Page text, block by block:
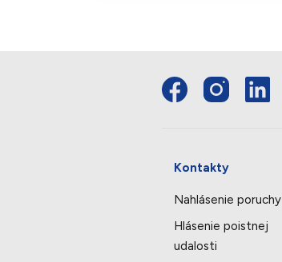
Kontakty
Nahlásenie poruchy
Hlásenie poistnej
udalosti